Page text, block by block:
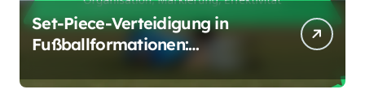
Set-Piece-Verteidigung in
Fußballformationen:
Organisation, Markierung,
Effektivität